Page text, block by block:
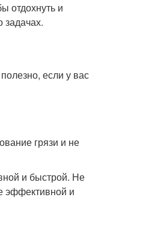
отдохнуть и
задачах.
если у вас
грязи и не
и быстрой. Не
эффективной и